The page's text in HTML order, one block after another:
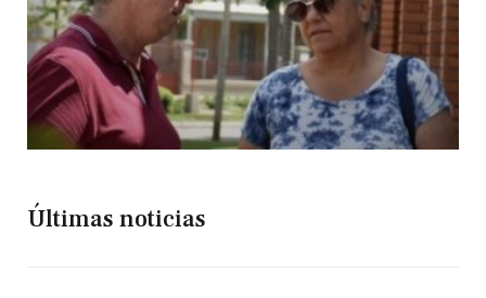
Últimas noticias